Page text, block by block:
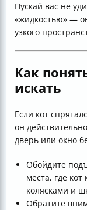
Пускай вас не
«жидкостью» —
узкого
Как
искать
Если кот
он
дверь или окно
Обойдите
места, где
колясками и
Обратите